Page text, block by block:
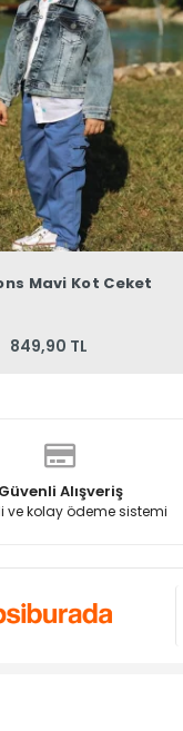
Mavi Kot Ceket
849,90 TL
Güvenli Alışveriş
ve kolay ödeme sistemi